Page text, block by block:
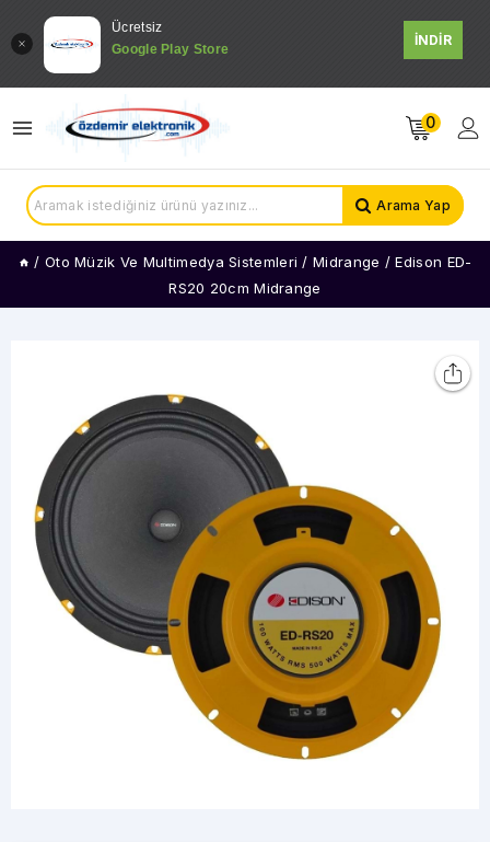
Ücretsiz
Google Play Store
İNDİR
0
Arama Yap
/ Oto Müzik Ve Multimedya Sistemleri / Midrange / Edison ED-
RS20 20cm Midrange